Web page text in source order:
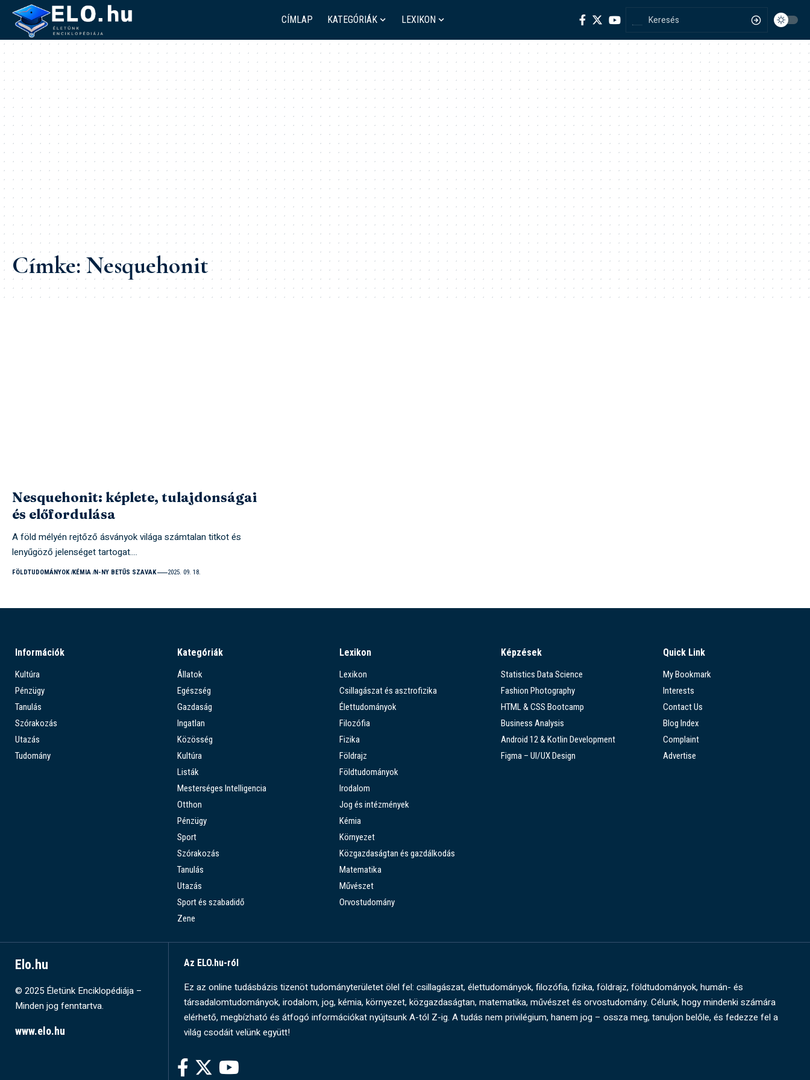
CÍMLAP KATEGÓRIÁK LEXIKON
Címke:Nesquehonit
Nesquehonit: képlete, tulajdonságai
és előfordulása
A föld mélyén rejtőző ásványok világa számtalan titkot és
lenyűgöző jelenséget tartogat.…
FÖLDTUDOMÁNYOK KÉMIA N-NY BETŰS SZAVAK 2025. 09. 18.
Információk
Kultúra
Pénzügy
Tanulás
Szórakozás
Utazás
Tudomány
Kategóriák
Állatok
Egészség
Gazdaság
Ingatlan
Közösség
Kultúra
Listák
Mesterséges Intelligencia
Otthon
Pénzügy
Sport
Szórakozás
Tanulás
Utazás
Sport és szabadidő
Zene
Lexikon
Lexikon
Csillagászat és asztrofizika
Élettudományok
Filozófia
Fizika
Földrajz
Földtudományok
Irodalom
Jog és intézmények
Kémia
Környezet
Közgazdaságtan és gazdálkodás
Matematika
Művészet
Orvostudomány
Képzések
Statistics Data Science
Fashion Photography
HTML & CSS Bootcamp
Business Analysis
Android 12 & Kotlin Development
Figma – UI/UX Design
Quick Link
My Bookmark
Interests
Contact Us
Blog Index
Complaint
Advertise
Elo.hu
© 2025 Életünk Enciklopédiája –
Minden jog fenntartva.
www.elo.hu
Az ELO.hu-ról
Ez az online tudásbázis tizenöt tudományterületet ölel fel: csillagászat, élettudományok, filozófia, fizika, földrajz, földtudományok, humán- és
társadalomtudományok, irodalom, jog, kémia, környezet, közgazdaságtan, matematika, művészet és orvostudomány. Célunk, hogy mindenki számára
elérhető, megbízható és átfogó információkat nyújtsunk A-tól Z-ig. A tudás nem privilégium, hanem jog – ossza meg, tanuljon belőle, és fedezze fel a
világ csodáit velünk együtt!